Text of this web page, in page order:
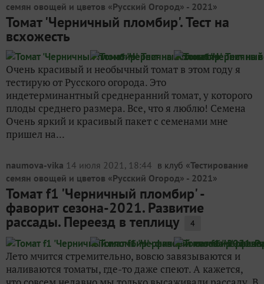
семян овощей и цветов «Русский Огород» - 2021»
Томат 'Черничный пломбир'. Тест на
всхожесть
Очень красивый и необычный томат в этом году я
тестирую от Русского огорода. Это
индетерминантный среднеранний томат, у которого
плоды среднего размера. Все, что я люблю! Семена
Очень яркий и красивый пакет с семенами мне
пришел на...
naumova-vika 14 июля 2021, 18:44 в клуб «Тестирование
семян овощей и цветов «Русский Огород» - 2021»
Томат f1 'Черничный пломбир' -
фаворит сезона-2021. Развитие
рассады. Переезд в теплицу 4
Лето мчится стремительно, вовсю завязываются и
наливаются томаты, где-то даже спеют. А кажется,